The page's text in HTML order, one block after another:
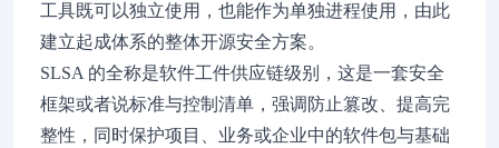
工具既可以独立使用，也能作为单独进程使用，由此
建立起成体系的整体开源安全方案。
SLSA 的全称是软件工件供应链级别，这是一套安全
框架或者说标准与控制清单，强调防止篡改、提高完
整性，同时保护项目、业务或企业中的软件包与基础